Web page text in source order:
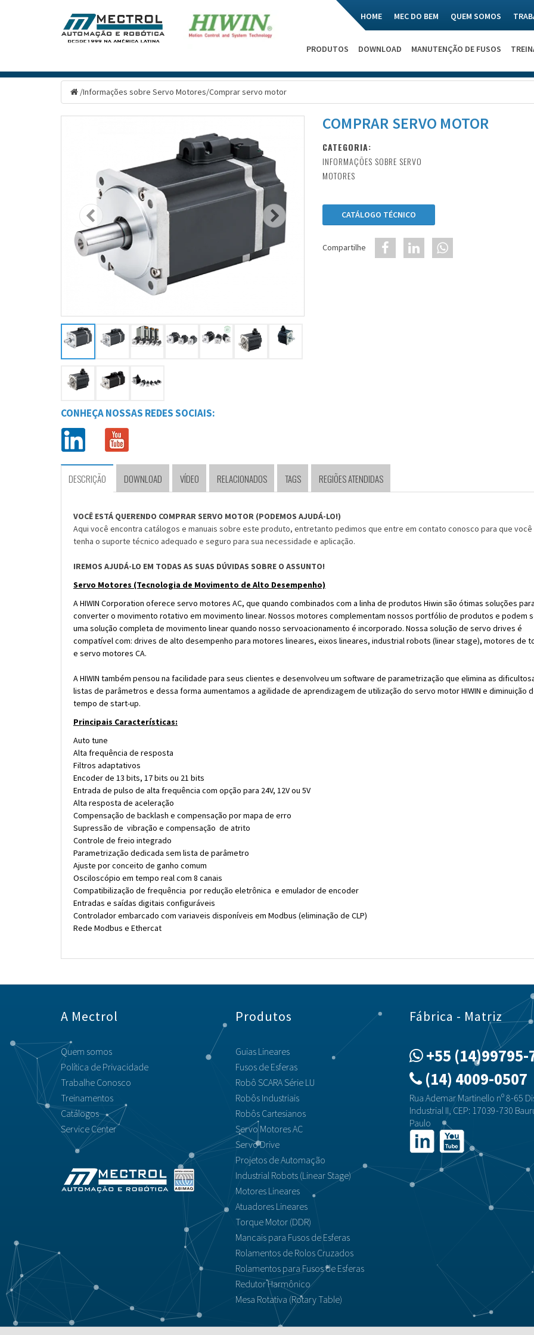
HOME MEC DO BEM QUEM SOMOS
PRODUTOS DOWNLOAD MANUTENÇÃO DE FUSOS
/Informações sobre Servo Motores/Comprar servo motor
COMPRAR SERVO MOTOR
CATEGORIA:
INFORMAÇÕES SOBRE SERVO
MOTORES
CATÁLOGO TÉCNICO
Compartilhe
CONHEÇA NOSSAS REDES SOCIAIS:
DESCRIÇÃO DOWNLOAD VÍDEO RELACIONADOS TAGS REGIÕES ATENDIDAS
VOCÊ ESTÁ QUERENDO COMPRAR SERVO MOTOR (PODEMOS AJUDÁ-LO!)
Aqui você encontra catálogos e manuais sobre este produto, entretanto pedimos que entre em contato conosco para que você
tenha o suporte técnico adequado e seguro para sua necessidade e aplicação.
IREMOS AJUDÁ-LO EM TODAS AS SUAS DÚVIDAS SOBRE O ASSUNTO!
Servo Motores (Tecnologia de Movimento de Alto Desempenho)
A HIWIN Corporation oferece servo motores AC, que quando combinados com a linha de produtos Hiwin são ótimas soluções
converter o movimento rotativo em movimento linear. Nossos motores complementam nossos portfólio de produtos e podem
uma solução completa de movimento linear quando nosso servoacionamento é incorporado. Nossa solução de servo drives é
compatível com: drives de alto desempenho para motores lineares, eixos lineares, industrial robots (linear stage), motores de
e servo motores CA.
A HIWIN também pensou na facilidade para seus clientes e desenvolveu um software de parametrização que elimina as
listas de parâmetros e dessa forma aumentamos a agilidade de aprendizagem de utilização do servo motor HIWIN e diminuição
tempo de start-up.
Principais Características:
Auto tune
Alta frequência de resposta
Filtros adaptativos
Encoder de 13 bits, 17 bits ou 21 bits
Entrada de pulso de alta frequência com opção para 24V, 12V ou 5V
Alta resposta de aceleração
Compensação de backlash e compensação por mapa de erro
Supressão de vibração e compensação de atrito
Controle de freio integrado
Parametrização dedicada sem lista de parâmetro
Ajuste por conceito de ganho comum
Osciloscópio em tempo real com 8 canais
Compatibilização de frequência por redução eletrônica e emulador de encoder
Entradas e saídas digitais configuráveis
Controlador embarcado com variaveis disponíveis em Modbus (eliminação de CLP)
Rede Modbus e Ethercat
A Mectrol
Quem somos
Política de Privacidade
Trabalhe Conosco
Treinamentos
Catálogos
Service Center
Produtos
Guias Lineares
Fusos de Esferas
Robô SCARA Série LU
Robôs Industriais
Robôs Cartesianos
Servo Motores AC
Servo Drive
Projetos de Automação
Industrial Robots (Linear Stage)
Motores Lineares
Atuadores Lineares
Torque Motor (DDR)
Mancais para Fusos de Esferas
Rolamentos de Rolos Cruzados
Rolamentos para Fusos de Esferas
Redutor Harmônico
Mesa Rotativa (Rotary Table)
Fábrica - Matriz
+55 (14)99795-
(14) 4009-0507
Rua Ademar Martinello nº 8-65
Industrial II, CEP: 17039-730
Paulo